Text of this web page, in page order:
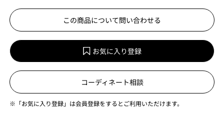
この商品について問い合わせる
お気に入り登録
コーディネート相談
※「お気に入り登録」は会員登録をするとご利用いただけます。